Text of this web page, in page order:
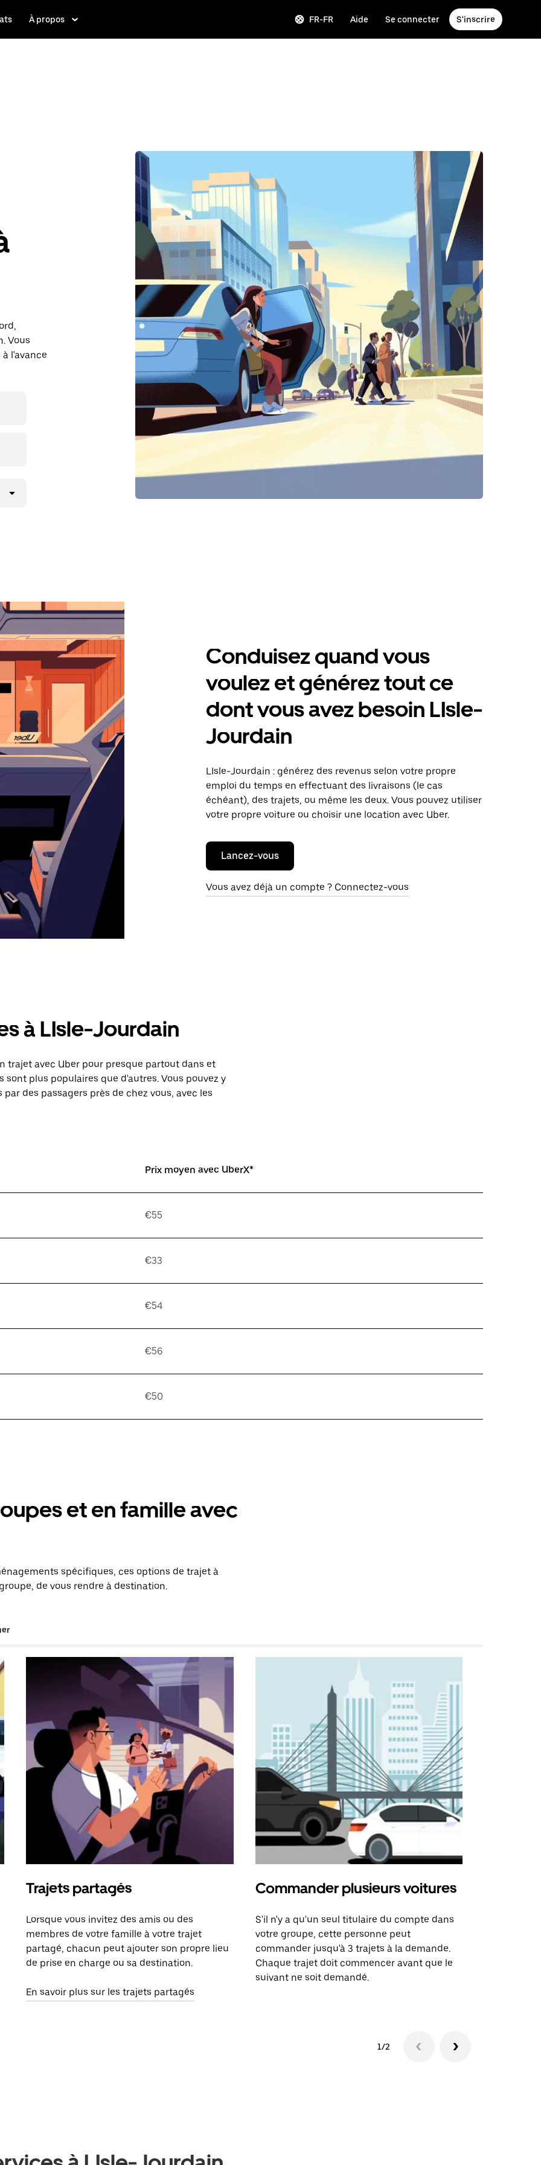
À propos FR-FR Aide Se connecter S'inscrire
Vous
l'avance
Conduisez quand vous
voulez et générez tout ce
dont vous avez besoin LIsle-
Jourdain
LIsle-Jourdain : générez des revenus selon votre propre
emploi du temps en effectuant des livraisons (le cas
échéant), des trajets, ou même les deux. Vous pouvez utiliser
votre propre voiture ou choisir une location avec Uber.
Lancez-vous
Vous avez déjà un compte ? Connectez-vous
à LIsle-Jourdain
trajet avec Uber pour presque partout dans et
plus populaires que d'autres. Vous pouvez y
des passagers près de chez vous, avec les
Prix moyen avec UberX*
€55
€33
€54
€56
€50
et en famille avec
spécifiques, ces options de trajet à
de vous rendre à destination.
Trajets partagés
Lorsque vous invitez des amis ou des
membres de votre famille à votre trajet
partagé, chacun peut ajouter son propre lieu
de prise en charge ou sa destination.
En savoir plus sur les trajets partagés
Commander plusieurs voitures
S'il n'y a qu'un seul titulaire du compte dans
votre groupe, cette personne peut
commander jusqu'à 3 trajets à la demande.
Chaque trajet doit commencer avant que le
suivant ne soit demandé.
1/2